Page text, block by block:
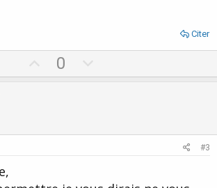
Citer
p
t
0
o
v
#3